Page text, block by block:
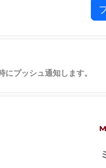
プッシュ通知します。